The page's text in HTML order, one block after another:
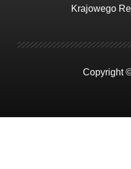
Krajowego
Copyright